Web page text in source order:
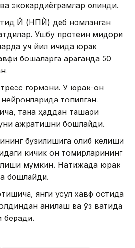
экокардиёграмлар олинди.
Й (НПЙ) деб номланган
Ушбу протеин миқдори
уч йил ичида юрак
бошқаларга қараганда 50
гормони. У юрак-қон
топилган.
тана ҳаддан ташқари
ажратишни бошлайди.
бузилишига олиб келиши
кичик қон томирларининг
мумкин. Натижада юрак
бошлайди.
янги усул хавф остида
аниқлаш ва ўз вақтида
беради.